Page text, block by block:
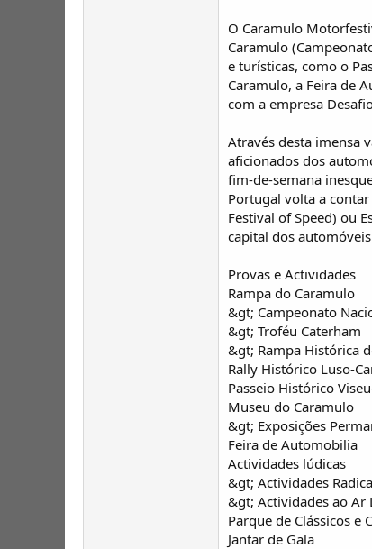
O Caramulo
Caramulo
e turísticas, como o
Caramulo, a Feira de
com a empresa
Através desta imensa
aficionados dos
fim-de-semana
Portugal volta a
Festival of Speed) ou
capital dos
Provas e Actividades
Rampa do Caramulo
&gt; Campeonato
&gt; Troféu Caterham
&gt; Rampa Histórica
Rally Histórico Luso-
Passeio Histórico
Museu do Caramulo
&gt; Exposições
Feira de Automobilia
Actividades lúdicas
&gt; Actividades
&gt; Actividades ao Ar
Parque de Clássicos e
Jantar de Gala